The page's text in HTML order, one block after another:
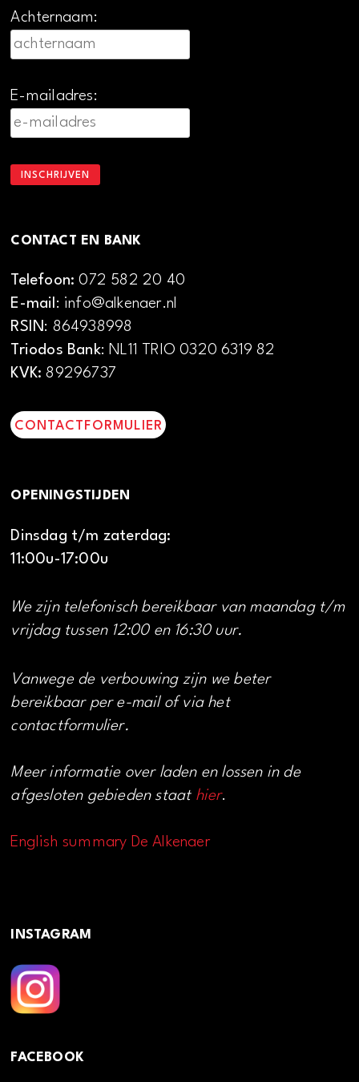
Achternaam:
E-mailadres:
CONTACT EN BANK
Telefoon:072 582 20 40
E-mail: info@alkenaer.nl
RSIN: 864938998
Triodos Bank: NL11 TRIO 0320 6319 82
KVK: 89296737
CONTACTFORMULIER
OPENINGSTIJDEN
Dinsdag t/m zaterdag:
11:00u-17:00u
We zijn telefonisch bereikbaar van maandag t/m
vrijdag tussen 12:00 en 16:30 uur.
Vanwege de verbouwing zijn we beter
bereikbaar per e-mail of via het
contactformulier.
Meer informatie over laden en lossen in de
afgesloten gebieden staat hier.
English summary De Alkenaer
INSTAGRAM
FACEBOOK